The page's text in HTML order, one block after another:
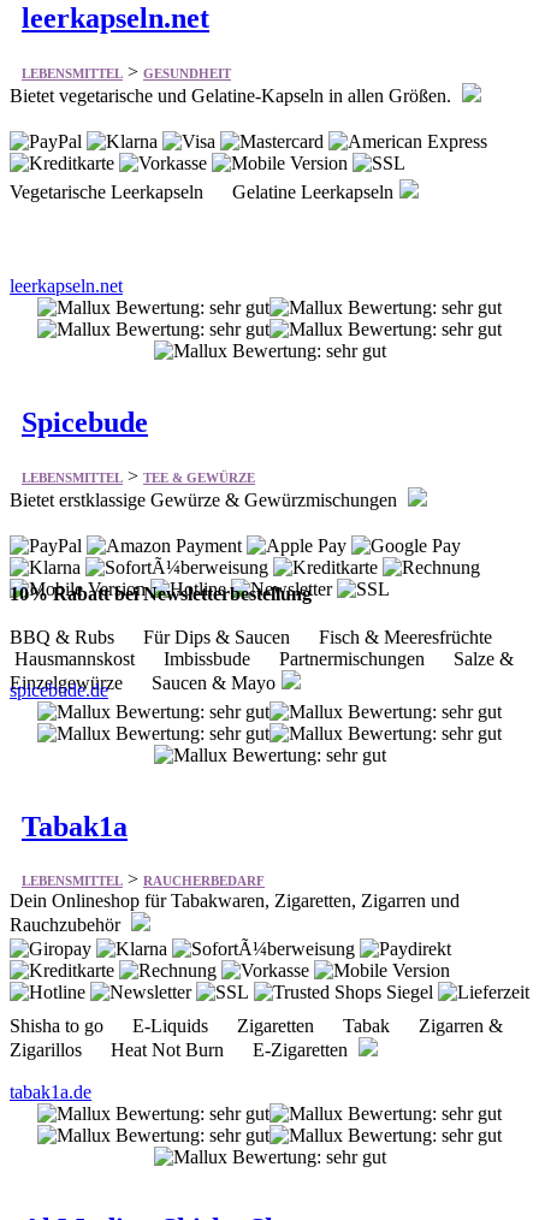
leerkapseln.net
LEBENSMITTEL > GESUNDHEIT
Bietet vegetarische und Gelatine-Kapseln in allen Größen.
Vegetarische Leerkapseln Gelatine Leerkapseln
leerkapseln.net
Spicebude
LEBENSMITTEL > TEE & GEWÜRZE
Bietet erstklassige Gewürze & Gewürzmischungen
10% Rabatt bei Newsletterbestellung
BBQ & Rubs Für Dips & Saucen Fisch & Meeresfrüchte
Hausmannskost Imbissbude Partnermischungen Salze &
Einzelgewürze Saucen & Mayo
spicebude.de
Tabak1a
LEBENSMITTEL > RAUCHERBEDARF
Dein Onlineshop für Tabakwaren, Zigaretten, Zigarren und
Rauchzubehör
Shisha to go E-Liquids Zigaretten Tabak Zigarren &
Zigarillos Heat Not Burn E-Zigaretten
tabak1a.de